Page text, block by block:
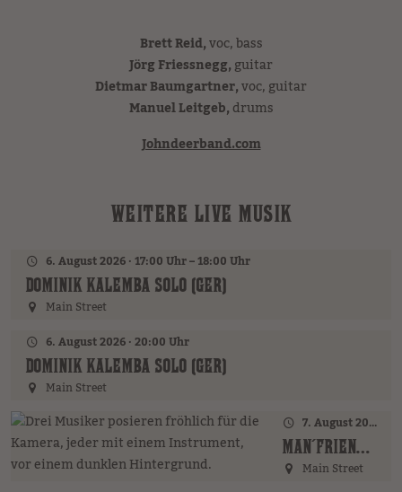
Brett Reid,voc, bass
Jörg Friessnegg,guitar
Dietmar Baumgartner,voc, guitar
Manuel Leitgeb,drums
Johndeerband.com
WEITERE LIVE MUSIK
6. August 2026 · 17:00 Uhr – 18:00 Uhr
DOMINIK KALEMBA SOLO (GER)
Main Street
6. August 2026 · 20:00 Uhr
DOMINIK KALEMBA SOLO (GER)
Main Street
7. August 2026 · 17:00 Uhr – 18:00 Uhr
MAN´FRIENDS ACOUSTIC BAND (GER)
Main Street